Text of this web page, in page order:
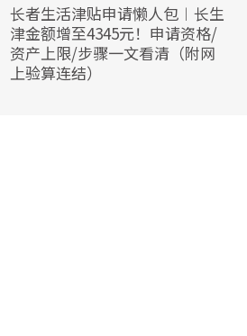
长者生活津贴申请懒人包︱长生
津金额增至4345元！申请资格/
资产上限/步骤一文看清（附网
上验算连结）